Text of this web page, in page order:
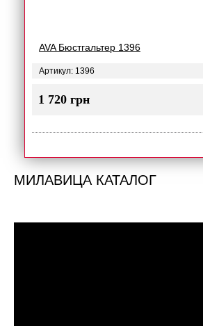
AVA Бюстгальтер 1396
Артикул: 1396
1 720 грн
МИЛАВИЦА КАТАЛОГ